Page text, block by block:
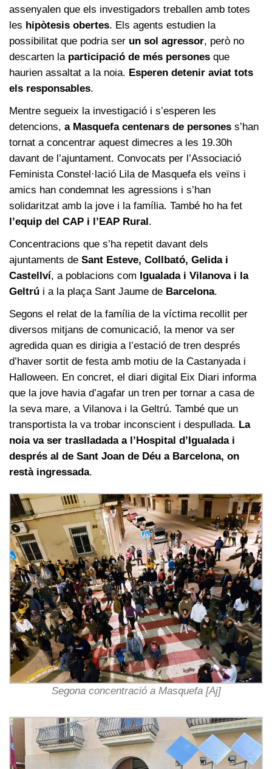
assenyalen que els investigadors treballen amb totes
les hipòtesis obertes. Els agents estudien la
possibilitat que podria ser un sol agressor, però no
descarten la participació de més persones que
haurien assaltat a la noia. Esperen detenir aviat tots
els responsables.
Mentre segueix la investigació i s’esperen les
detencions, a Masquefa centenars de persones s’han
tornat a concentrar aquest dimecres a les 19.30h
davant de l’ajuntament. Convocats per l’Associació
Feminista Constel·lació Lila de Masquefa els veïns i
amics han condemnat les agressions i s’han
solidaritzat amb la jove i la família. També ho ha fet
l’equip del CAP i l’EAP Rural.
Concentracions que s’ha repetit davant dels
ajuntaments de Sant Esteve, Collbató, Gelida i
Castellví, a poblacions com Igualada i Vilanova i la
Geltrú i a la plaça Sant Jaume de Barcelona.
Segons el relat de la família de la víctima recollit per
diversos mitjans de comunicació, la menor va ser
agredida quan es dirigia a l’estació de tren després
d’haver sortit de festa amb motiu de la Castanyada i
Halloween. En concret, el diari digital Eix Diari informa
que la jove havia d’agafar un tren per tornar a casa de
la seva mare, a Vilanova i la Geltrú. També que un
transportista la va trobar inconscient i despullada. La
noia va ser traslladada a l’Hospital d’Igualada i
després al de Sant Joan de Déu a Barcelona, on
restà ingressada.
Segona concentració a Masquefa [Aj]